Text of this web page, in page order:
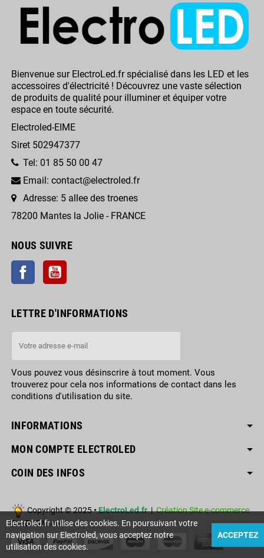
Bienvenue sur ElectroLed.fr spécialisé dans les LED et les
accessoires d'électricité ! Découvrez une vaste sélection
de produits de qualité pour illuminer et équiper votre
espace en toute sécurité.
Electroled-EIME
Siret 502947377
Tel: 01 85 50 00 47
Email: contact@electroled.fr
Adresse: 5 allee des troenes
78200 Mantes la Jolie - FRANCE
NOUS SUIVRE
FacebookYouTube
LETTRE D'INFORMATIONS
Vous pouvez vous désinscrire à tout moment. Vous
trouverez pour cela nos informations de contact dans les
conditions d'utilisation du site.
INFORMATIONS
MON COMPTE ELECTROLED
COIN DES INFOS
Copyright © 2025•ElectroLed.fr|Création Site e-commerce
RueDuSite.com
Electroled.fr utilise des cookies. En poursuivant votre
navigation sur Electroled, vous acceptez notre
utilisation des cookies.
ACCEPTEZ